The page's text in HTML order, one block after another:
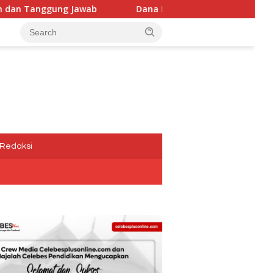
Dana Media Belum Terbayarkan, Kadis
Redaksi